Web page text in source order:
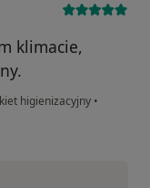
klimacie,
higienizacyjny •